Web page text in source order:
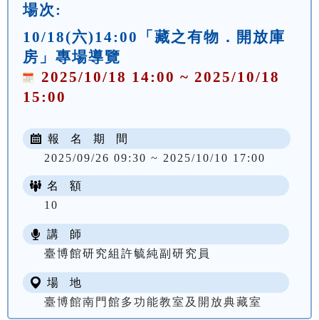
場次:
10/18(六)14:00「藏之有物．開放庫
房」專場導覽
2025/10/18 14:00 ~ 2025/10/18
15:00
報 名 期 間
2025/09/26 09:30 ~ 2025/10/10 17:00
名 額
10
講 師
臺博館研究組許毓純副研究員
場 地
臺博館南門館多功能教室及開放典藏室